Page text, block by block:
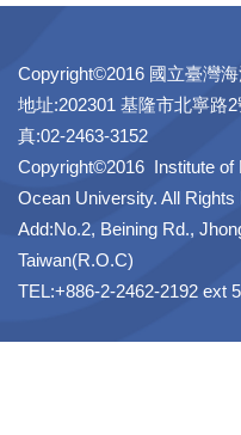
Copyright©2016 國立臺灣
地址:202301 基隆市北寧路
真:02-2463-3152
Copyright©2016 Institute of
Ocean University. All Rights
Add:No.2, Beining Rd.,
Taiwan(R.O.C)
TEL:+886-2-2462-2192 ext